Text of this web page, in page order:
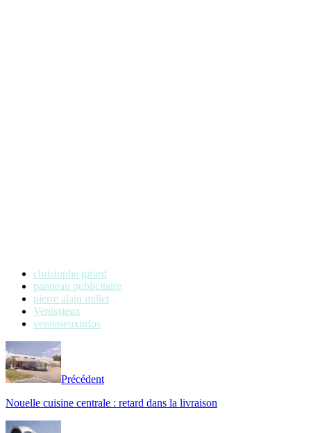
christophe girard
panneau publicitaire
pierre alain millet
Venissieux
venissieuxinfos
Précédent
Nouelle cuisine centrale : retard dans la livraison